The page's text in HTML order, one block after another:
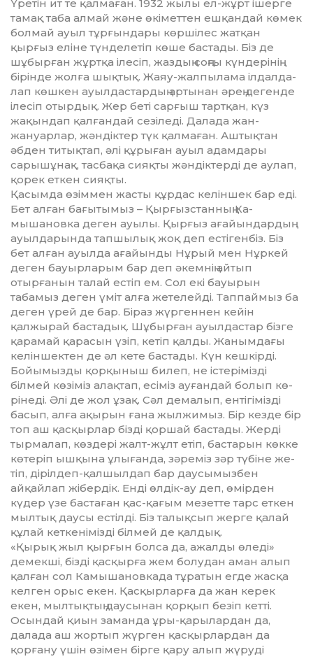
Үретін ит те қалмаған. 1932 жылы ел-жұрт ішерге
тамақ таба алмай және өкіметтен ешқандай көмек
болмай ауыл тұрғындары көршілес жатқан
қырғыз еліне түнделетіп көше бастады. Біз де
шұбырған жұрт­қа ілесіп, жаздың соңғы күн­дерінің
бірінде жолға шық­тық. Жаяу-жалпылама ілдал­да­
лап көшкен ауылдастардың ар­ты­нан әрең дегенде
ілесіп отыр­дық. Жер беті сарғыш тарт­қан, күз
жақындап қалғандай се­зіледі. Далада жан-
жануарлар, жән­діктер түк қалмаған. Аш­тық­тан
әбден титықтап, әлі құрыған ауыл адамдары
сарышұнақ, тас­бақа сияқты жәндіктерді де аулап,
қорек еткен сияқты.
­Қасымда өзіммен жасты құр­дас келіншек бар еді.
Бет алған ба­ғытымыз – Қырғызстанның Ка­
мышановка деген ауылы. Қырғыз ағайындардың
ауылдарында тапшылық жоқ деп есті­ген­біз. Біз
бет алған ауылда ағайын­ды Нұрый мен Нұркей
де­ген бауырларым бар деп әкем­нің айтып
отырғанын талай естіп ем. Сол екі бауырын
табамыз де­ген үміт алға жетелейді. Таппаймыз ба
деген үрей де бар. Біраз жүр­геннен кейін
қалжырай бас­та­дық. Шұбырған ауылдас­тар біз­ге
қарамай қарасын үзіп, кетіп қал­ды. Жанымдағы
келіншектен де әл кете бастады. Күн кешкірді.
Бойы­мызды қорқыныш билеп, не істерімізді
білмей көзіміз алақ­тап, есіміз ауғандай болып кө­
рінеді. Әлі де жол ұзақ. Сәл де­ма­лып, ентігімізді
басып, алға ақы­рын ғана жылжимыз. Бір кез­де бір
топ аш қасқырлар бізді қор­шай бастады. Жерді
тырмалап, көздері жалт-жұлт етіп, бас­та­рын көкке
көтеріп ышқына ұлығанда, зәреміз зәр түбіне же­
тіп, дірілдеп-қалшылдап бар дау­­­сымызбен
айқайлап жібердік. Ен­ді өлдік-ау деп, өмірден
күдер үзе бастаған қас-қағым мезетте тарс еткен
мылтық даусы естілді. Біз талықсып жерге қалай
құлай кет­кенімізді білмей де қалдық.
«Қырық жыл қырғын болса да, ажалды өледі»
демекші, бізді қасқырға жем болудан аман алып
қалған сол Камышановкада тұ­ра­тын егде жасқа
келген орыс екен. Қасқырларға да жан керек
екен, мылтықтың даусынан қор­қып безіп кетті.
Осындай қиын заманда ұры-қарылардан да,
далада аш жортып жүрген қасқыр­лар­дан да
қорғану үшін өзімен бір­ге қару алып жүруді